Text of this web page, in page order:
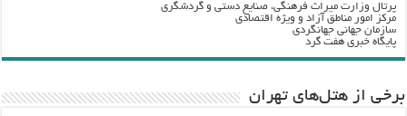
پرتال وزارت ميراث فرهنگي، صنایع دستی و گردشگري
مرکز امور مناطق آزاد و ویژه اقتصادی
سازمان جهانی جهانگردی
پایگاه خبری هفت گرد
برخی از هتل‌های تهران